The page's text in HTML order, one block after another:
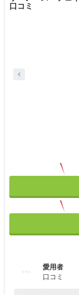
口コミ
愛用者
口コミ